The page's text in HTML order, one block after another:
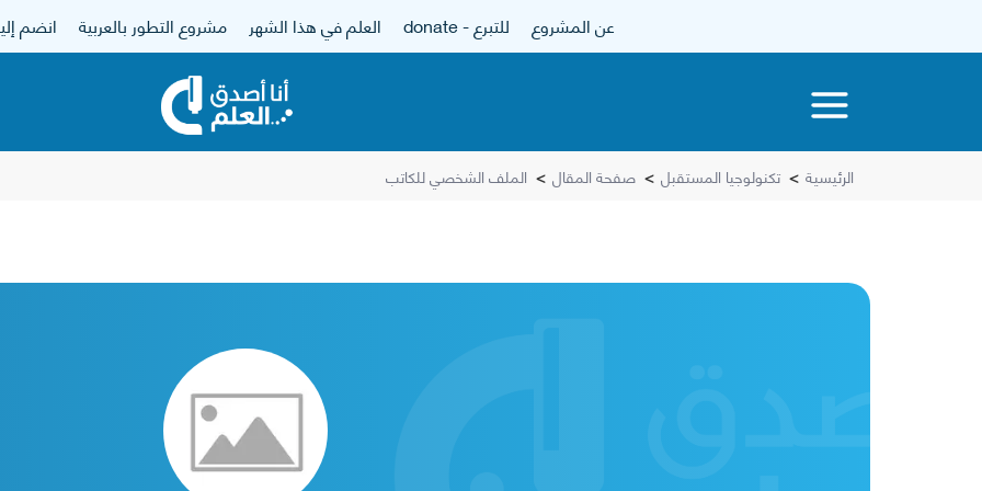
عن المشروع للتبرع - donate العلم في هذا الشهر مشروع التطور بالعربية انضم
الرئيسية > تكنولوجيا المستقبل > صفحة المقال > الملف الشخصي للكاتب